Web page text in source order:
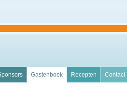
Gastenboek Recepten Contact